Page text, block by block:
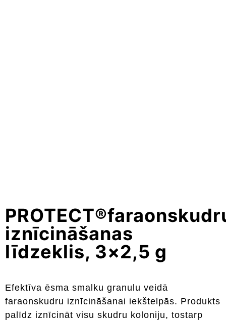
iznīcināšanas
līdzeklis, 3×2,5 g
Efektīva ēsma smalku granulu veidā
faraonskudru iznīcināšanai iekštelpās. Produkts
palīdz iznīcināt visu skudru koloniju, tostarp